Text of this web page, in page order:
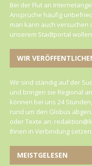
Bei der Flut an
Ansprüche häufig
man kann auch
unserem Stadtportal
WIR
Wir sind ständig auf der
und bringen sie Regional
können bei uns 24
rund um den Globus
oder Texte an:
Ihnen in Verbindung setzen
MEISTGELESEN